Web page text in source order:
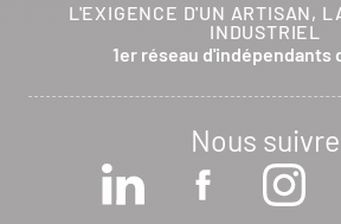
L'EXIGENCE D'UN ARTISAN,
INDUSTRIEL
1er réseau d'indépendants
Nous suivre